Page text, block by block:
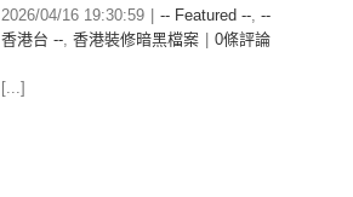
2026/04/16 19:30:59 -- Featured --, --
香港台 --, 香港裝修暗黑檔案 0條評論
[...]